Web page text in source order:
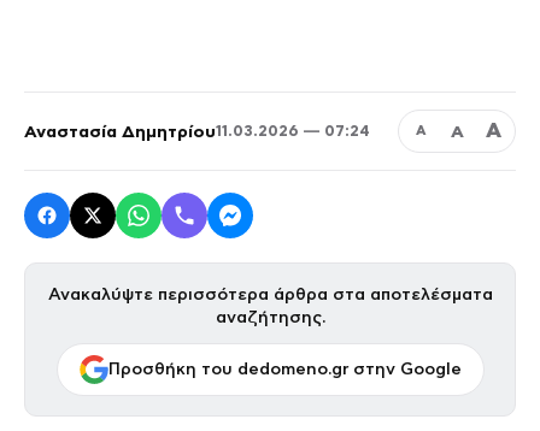
Αναστασία Δημητρίου11.03.2026 — 07:24 Α Α Α
Ανακαλύψτε περισσότερα άρθρα στα αποτελέσματα
αναζήτησης.
Προσθήκη του dedomeno.gr στην Google